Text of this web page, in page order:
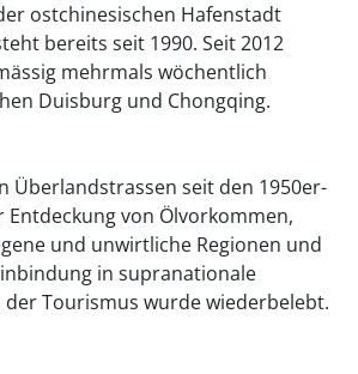
ostchinesischen Hafenstadt
bereits seit 1990. Seit 2012
mehrmals wöchentlich
Duisburg und Chongqing.
Überlandstrassen seit den 1950er-
Entdeckung von Ölvorkommen,
und unwirtliche Regionen und
in supranationale
der Tourismus wurde wiederbelebt.